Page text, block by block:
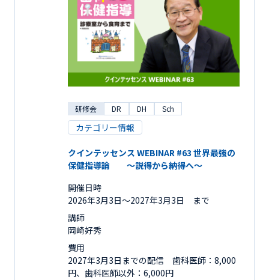
研修会 DR DH Sch
カテゴリー情報
クインテッセンス WEBINAR #63 世界最強の
保健指導論 ～説得から納得へ～
開催日時
2026年3月3日〜2027年3月3日 まで
講師
岡崎好秀
費用
2027年3月3日までの配信 歯科医師：8,000
円、歯科医師以外：6,000円